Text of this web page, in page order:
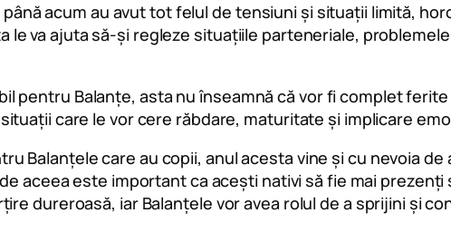
până acum au avut tot felul de tensiuni și situații limită,
va ajuta să-și regleze situațiile parteneriale,
pentru Balanțe, asta nu înseamnă că vor fi complet
care le vor cere răbdare, maturitate și implicare
Balanțele care au copii, anul acesta vine și cu nevoia
aceea este important ca acești nativi să fie mai prezenți
dureroasă, iar Balanțele vor avea rolul de a sprijini și